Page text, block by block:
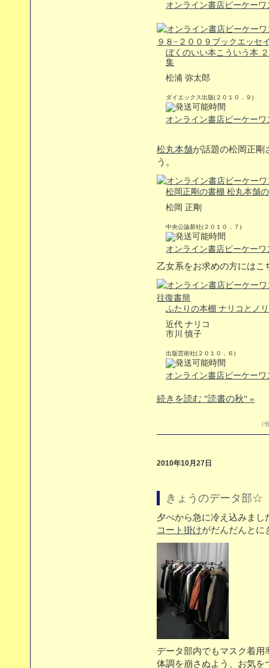
オンライン書店ビーケー
ぼくのいい本こういう本
集
松浦 弥太郎
ダイエックス出版(２０１０．９)
オンライン書店ビーケー
松丸本舗が話題の松岡正剛
う。
松岡正剛の書棚 松丸本舗
松岡 正剛
中央公論新社(２０１０．７)
オンライン書店ビーケー
乙女系をお求めの方には
ふたりの本棚 ナリコとノ
近代 ナリコ
市川 慎子
出版芸術社(２０１０．６)
オンライン書店ビーケー
続きを読む "読書の秋" »
（
2010年10月27日
きょうのデータ部☆
夕べから急に冷え込みまし
コート掛けがだんだんとに
データ部内でもマスク着用
体調を崩さぬよう、お気を